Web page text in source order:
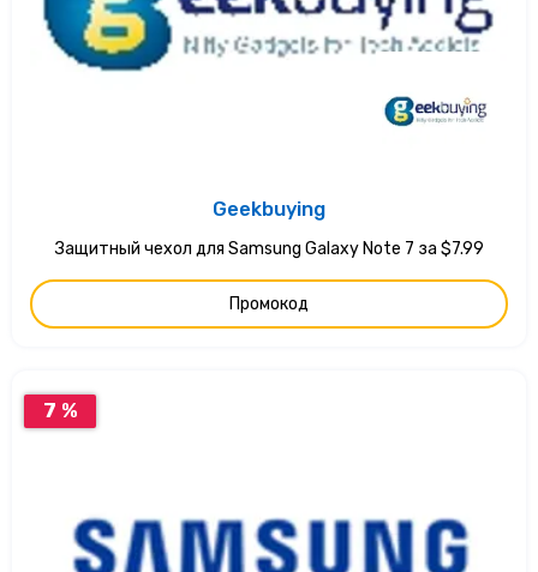
Geekbuying
Защитный чехол для Samsung Galaxy Note 7 за $7.99
Промокод
7 %